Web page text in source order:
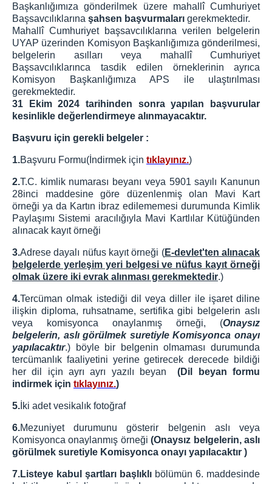
KOMİSYON
Adalet Komisyonu Başkanı
Adalet Komisyonu Üyesi
Mahkemeler
İCRA DAİRELERİ BŞK.
İcra Daireleri Başkanlığı
İcra ve İflas Daireleri İletişim Bilgileri
İcra ve İflas Daireleri Banka Hesap ve Vergi Numaları
Kapatılan Eski İstanbul İcra Daireleri ve Aktarıldığı Yeni
İcra Daireleri
Ziyaret ve Etkinlikler
İLETİŞİM
Başkanlığımıza gönderilmek üzere mahallî Cumhuriyet
Başsavcılıklarına şahsen başvurmaları gerekmektedir.
Mahallî Cumhuriyet başsavcılıklarına verilen belgelerin
UYAP üzerinden Komisyon Başkanlığımıza gönderilmesi,
belgelerin asılları veya mahallî Cumhuriyet
Başsavcılıklarınca tasdik edilen örneklerinin ayrıca
Komisyon Başkanlığımıza APS ile ulaştırılması
gerekmektedir.
31 Ekim 2024 tarihinden sonra yapılan başvurular
kesinlikle değerlendirmeye alınmayacaktır.
Başvuru için gerekli belgeler :
1.Başvuru Formu(İndirmek için tıklayınız.)
2.T.C. kimlik numarası beyanı veya 5901 sayılı Kanunun
28inci maddesine göre düzenlenmiş olan Mavi Kart
örneği ya da Kartın ibraz edilememesi durumunda Kimlik
Paylaşımı Sistemi aracılığıyla Mavi Kartlılar Kütüğünden
alınacak kayıt örneği
3.Adrese dayalı nüfus kayıt örneği (E-devlet'ten alınacak
belgelerde yerleşim yeri belgesi ve nüfus kayıt örneği
olmak üzere iki evrak alınması gerekmektedir.)
4.Tercüman olmak istediği dil veya diller ile işaret diline
ilişkin diploma, ruhsatname, sertifika gibi belgelerin aslı
veya komisyonca onaylanmış örneği, (Onaysız
belgelerin, aslı görülmek suretiyle Komisyonca onayı
yapılacaktır.) böyle bir belgenin olmaması durumunda
tercümanlık faaliyetini yerine getirecek derecede bildiği
her dil için ayrı ayrı yazılı beyan(Dil beyan formu
indirmek için tıklayınız.)
5. İki adet vesikalık fotoğraf
6.Mezuniyet durumunu gösterir belgenin aslı veya
Komisyonca onaylanmış örneği(Onaysız belgelerin, aslı
görülmek suretiyle Komisyonca onayı yapılacaktır )
7.Listeye kabul şartları başlıklı bölümün 6. maddesinde